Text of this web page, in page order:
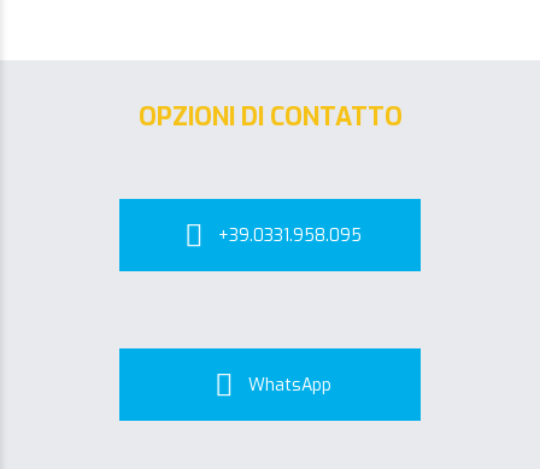
OPZIONI DI CONTATTO
+39.0331.958.095
WhatsApp